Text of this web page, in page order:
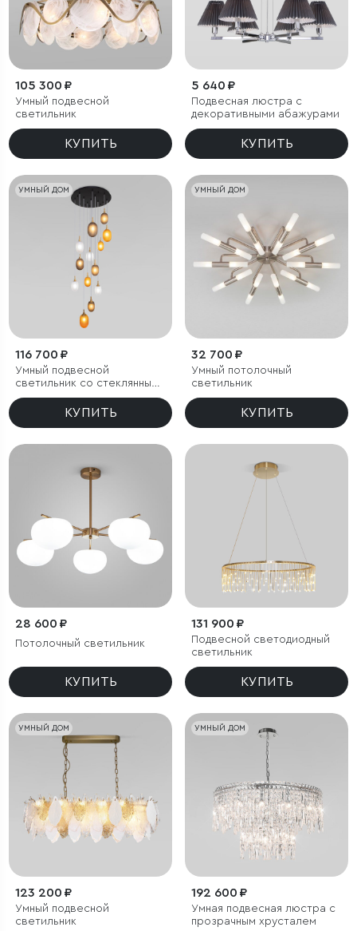
105 300 ₽
Умный подвесной
светильник
КУПИТЬ
5 640 ₽
Подвесная люстра с
декоративными абажурами
КУПИТЬ
УМНЫЙ ДОМ
116 700 ₽
Умный подвесной
светильник со стеклянными
плафонами
КУПИТЬ
УМНЫЙ ДОМ
32 700 ₽
Умный потолочный
светильник
КУПИТЬ
28 600 ₽
Потолочный светильник
КУПИТЬ
131 900 ₽
Подвесной светодиодный
светильник
КУПИТЬ
УМНЫЙ ДОМ
123 200 ₽
Умный подвесной
светильник
УМНЫЙ ДОМ
192 600 ₽
Умная подвесная люстра с
прозрачным хрусталем